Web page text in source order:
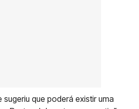
que poderá existir uma